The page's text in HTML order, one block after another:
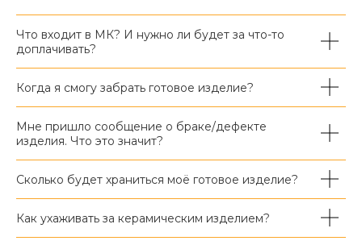
Что входит в МК? И нужно ли будет за что-то
доплачивать?
Когда я смогу забрать готовое изделие?
Мне пришло сообщение о браке/дефекте
изделия. Что это значит?
Сколько будет храниться моё готовое изделие?
Как ухаживать за керамическим изделием?